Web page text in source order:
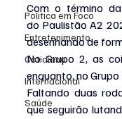
Politica em Foco
Entretenimento
Cotidiano
Internacional
Saúde
Com o término
do Paulistão A2
desenhando de
No Grupo 2, as
enquanto, no
Faltando duas
que seguirão